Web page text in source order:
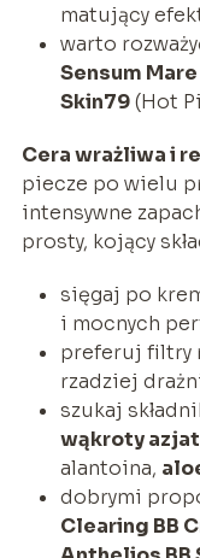
matujący
warto
Sensum
Skin79(Hot
Cera wrażliwa i
piecze po wielu
intensywne
prosty, kojący
sięgaj po
i mocnych
preferuj filtry
rzadziej
szukaj
wąkroty
alantoina,
dobrymi
Clearing BB